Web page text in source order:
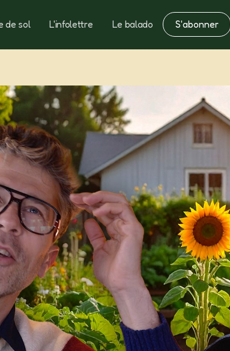
de sol L'infolettre Le balado S'abonner
Notes